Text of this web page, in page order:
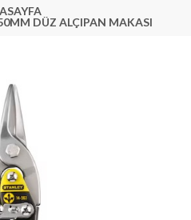
DÜZ ALÇIPAN MAKASI